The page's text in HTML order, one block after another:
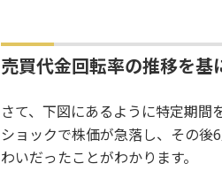
売買代金回転率の推移を基
さて、下図にあるように特定期間
ショックで株価が急落し、その
わいだったことがわかります。